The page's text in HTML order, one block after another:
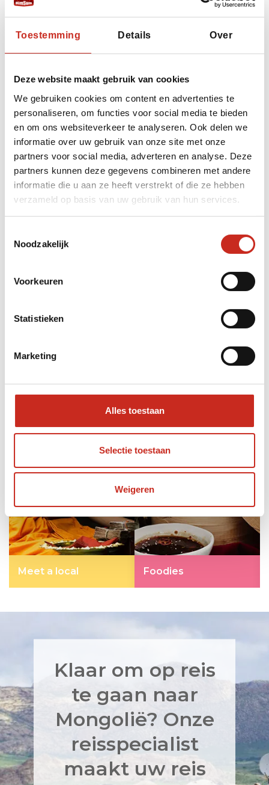
Toestemming Details Over
Deze website maakt gebruik van cookies
We gebruiken cookies om content en advertenties te
personaliseren, om functies voor social media te bieden
en om ons websiteverkeer te analyseren. Ook delen we
informatie over uw gebruik van onze site met onze
partners voor social media, adverteren en analyse. Deze
partners kunnen deze gegevens combineren met andere
informatie die u aan ze heeft verstrekt of die ze hebben
verzameld op basis van uw gebruik van hun services.
Noodzakelijk
Voorkeuren
Statistieken
Marketing
Alles toestaan
Selectie toestaan
Weigeren
mogelijkheden in Mongolië zijn erg divers:
Bezoek Mongolië
Leg de focus op Actief (wandelingen in de
bergen op verschillende plekken in
Kies voor lokale beleving, met persoonlijke
Meet-a-local-activiteiten;
Avontuurlijke activiteiten, voor een Ruige
Wees Mindful op reis, en kies voor slow
Ontdek de lokale keuken tijdens een etentje
Meet a local Foodies
Klaar om op reis
te gaan naar
Mongolië? Onze
reisspecialist
maakt uw reis